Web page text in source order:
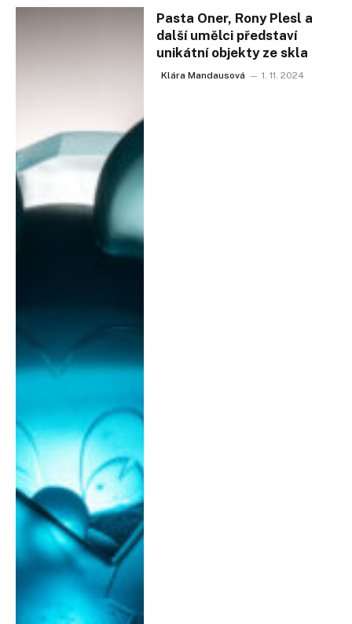
Pasta Oner, Rony Plesl a
další umělci představí
unikátní objekty ze skla
Klára Mandausová 1. 11. 2024